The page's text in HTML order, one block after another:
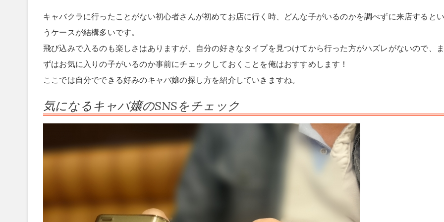
キャバクラに行ったことがない初心者さんが初めてお店に行く時、どんな子がいるのかを調べずに来店すると
うケースが結構多いです。
飛び込みで入るのも楽しさはありますが、自分の好きなタイプを見つけてから行った方がハズレがないので、ま
ずはお気に入りの子がいるのか事前にチェックしておくことを俺はおすすめします！
ここでは自分でできる好みのキャバ嬢の探し方を紹介していきますね。
気になるキャバ嬢のSNSをチェック